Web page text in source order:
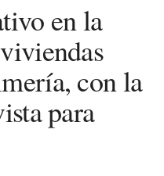
en la
con la
para